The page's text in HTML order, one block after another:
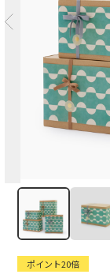
ポイント20倍